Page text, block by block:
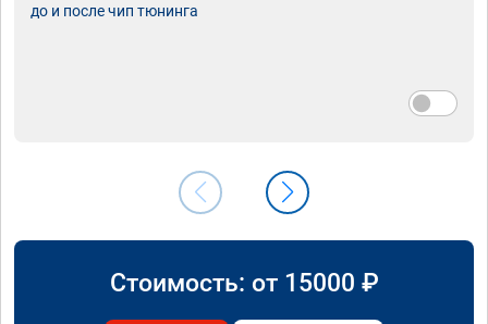
до и после чип тюнинга
Стоимость: от 15000 ₽